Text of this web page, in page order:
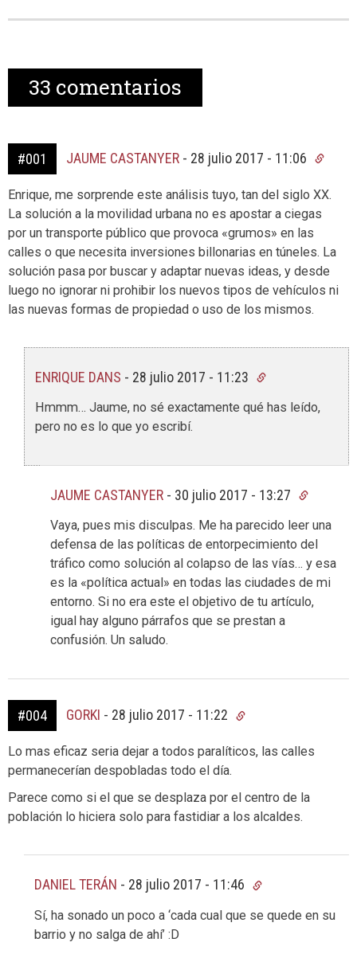
33 comentarios
#001 JAUME CASTANYER - 28 julio 2017 - 11:06
Enrique, me sorprende este análisis tuyo, tan del siglo XX.
La solución a la movilidad urbana no es apostar a ciegas
por un transporte público que provoca «grumos» en las
calles o que necesita inversiones billonarias en túneles. La
solución pasa por buscar y adaptar nuevas ideas, y desde
luego no ignorar ni prohibir los nuevos tipos de vehículos ni
las nuevas formas de propiedad o uso de los mismos.
ENRIQUE DANS - 28 julio 2017 - 11:23
Hmmm… Jaume, no sé exactamente qué has leído,
pero no es lo que yo escribí.
JAUME CASTANYER - 30 julio 2017 - 13:27
Vaya, pues mis disculpas. Me ha parecido leer una
defensa de las políticas de entorpecimiento del
tráfico como solución al colapso de las vías… y esa
es la «política actual» en todas las ciudades de mi
entorno. Si no era este el objetivo de tu artículo,
igual hay alguno párrafos que se prestan a
confusión. Un saludo.
#004 GORKI - 28 julio 2017 - 11:22
Lo mas eficaz seria dejar a todos paralíticos, las calles
permanecerían despobladas todo el día.
Parece como si el que se desplaza por el centro de la
población lo hiciera solo para fastidiar a los alcaldes.
DANIEL TERÁN - 28 julio 2017 - 11:46
Sí, ha sonado un poco a ‘cada cual que se quede en su
barrio y no salga de ahí’ :D